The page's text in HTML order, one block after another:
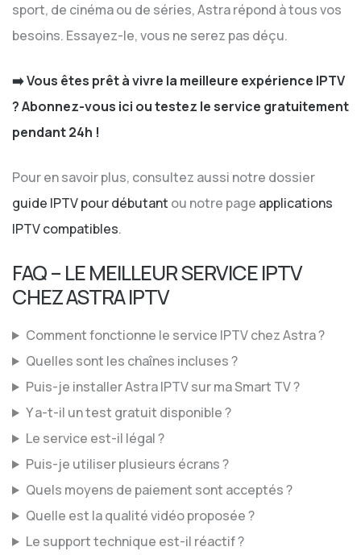
sport, de cinéma ou de séries, Astra répond à tous vos
besoins. Essayez-le, vous ne serez pas déçu.
➡️ Vous êtes prêt à vivre la meilleure expérience IPTV
?Abonnez-vous ici ou testez le service gratuitement
pendant 24h !
Pour en savoir plus, consultez aussi notre dossier
guide IPTV pour débutant ou notre page applications
IPTV compatibles.
FAQ – LE MEILLEUR SERVICE IPTV
CHEZ ASTRA IPTV
Comment fonctionne le service IPTV chez Astra ?
Quelles sont les chaînes incluses ?
Puis-je installer Astra IPTV sur ma Smart TV ?
Y a-t-il un test gratuit disponible ?
Le service est-il légal ?
Puis-je utiliser plusieurs écrans ?
Quels moyens de paiement sont acceptés ?
Quelle est la qualité vidéo proposée ?
Le support technique est-il réactif ?